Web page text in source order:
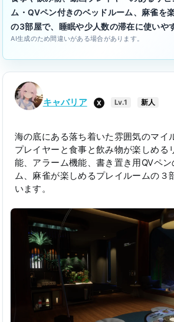
ム・QVペン付きのベッドルーム、麻雀を
の3部屋で、睡眠や少人数の滞在に使いや
AI生成のため間違いがある場合があります。
キャバリア X Lv.1 新人
海の底にある落ち着いた雰囲気のマイ
プレイヤーと食事と飲み物が楽しめる
能、アラーム機能、書き置き用QVペ
ム、麻雀が楽しめるプレイルームの３
います。